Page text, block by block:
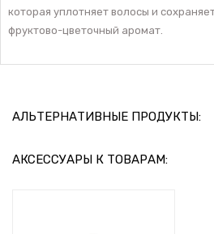
которая уплотняет волосы и
фруктово-цветочный аромат.
АЛЬТЕРНАТИВНЫЕ ПРОДУКТЫ:
АКСЕССУАРЫ К ТОВАРАМ: